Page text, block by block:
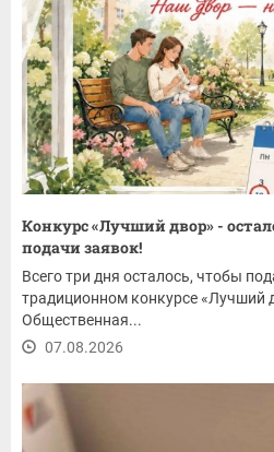
Конкурс «Лучший двор» -
подачи заявок!
Всего три дня осталось, чтобы
традиционном конкурсе «Лучший
Общественная...
07.08.2026